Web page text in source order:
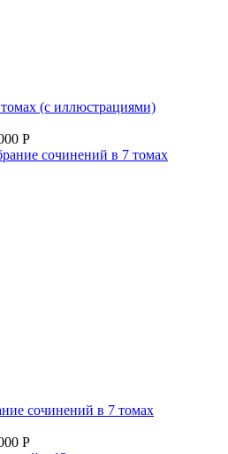
(с иллюстрациями)
Р
сочинений в 7 томах
Р